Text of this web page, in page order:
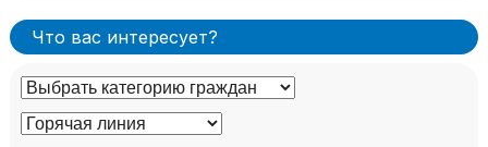
Что вас интересует?